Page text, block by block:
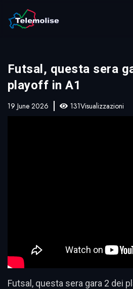
Futsal, questa sera
playoff in A1
19 June 2026 131Visualizzazioni
Futsal, questa sera gara 2 dei